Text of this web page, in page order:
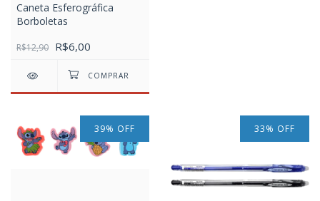
Caneta Esferográfica
Borboletas
R$12,90 R$6,00
39% OFF 33% OFF